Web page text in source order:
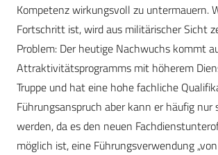
Kompetenz wirkungsvoll zu untermauern.
Fortschritt ist, wird aus militärischer Sicht
Problem: Der heutige Nachwuchs kommt
Attraktivitätsprogramms mit höherem
Truppe und hat eine hohe fachliche
Führungsanspruch aber kann er häufig
werden, da es den neuen
möglich ist, eine Führungsverwendung